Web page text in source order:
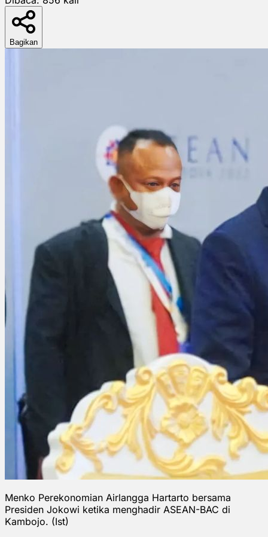
Bagikan
Menko Perekonomian Airlangga Hartarto bersama
Presiden Jokowi ketika menghadir ASEAN-BAC di
Kambojo. (Ist)